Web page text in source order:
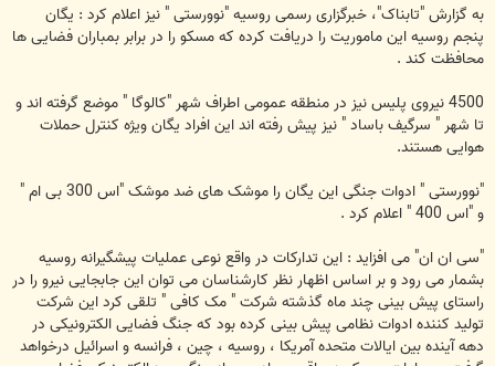
به گزارش "تابناک"، خبرگزاری رسمی روسیه "نوورستی " نیز اعلام کرد : یگان
پنجم روسیه این ماموریت را دریافت کرده که مسکو را در برابر بمباران فضایی ها
محافظت کند .
4500 نیروی پلیس نیز در منطقه عمومی اطراف شهر "کالوگا " موضع گرفته اند و
تا شهر " سرگیف باساد " نیز پیش رفته اند این افراد یگان ویژه کنترل حملات
هوایی هستند.
"نوورستی " ادوات جنگی این یگان را موشک های ضد موشک "اس 300 بی ام "
و "اس 400 " اعلام کرد .
"سی ان ان" می افزاید : این تدارکات در واقع نوعی عملیات پیشگیرانه روسیه
بشمار می رود و بر اساس اظهار نظر کارشناسان می توان این جابجایی نیرو را در
راستای پیش بینی چند ماه گذشته شرکت " مک کافی " تلقی کرد این شرکت
تولید کننده ادوات نظامی پیش بینی کرده بود که جنگ فضایی الکترونیکی در
دهه آینده بین ایالات متحده آمریکا ، روسیه ، چین ، فرانسه و اسرائیل درخواهد